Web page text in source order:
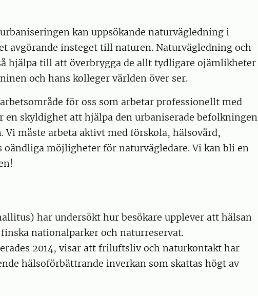
kan uppsökande naturvägledning i
avgörande insteget till naturen. Naturvägledning och
hjälpa till att överbrygga de allt tydligare ojämlikheter
och hans kolleger världen över ser.
för oss som arbetar professionellt med
en skyldighet att hjälpa den urbaniserade befolkningen
måste arbeta aktivt med förskola, hälsovård,
oändliga möjligheter för naturvägledare. Vi kan bli en
har undersökt hur besökare upplever att hälsan
nationalparker och naturreservat.
2014, visar att friluftsliv och naturkontakt har
hälsoförbättrande inverkan som skattas högt av